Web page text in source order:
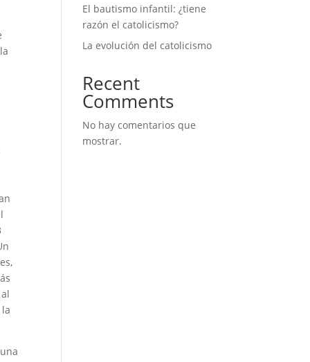
El bautismo infantil: ¿tiene
razón el catolicismo?
La evolución del catolicismo
Recent
Comments
No hay comentarios que
mostrar.